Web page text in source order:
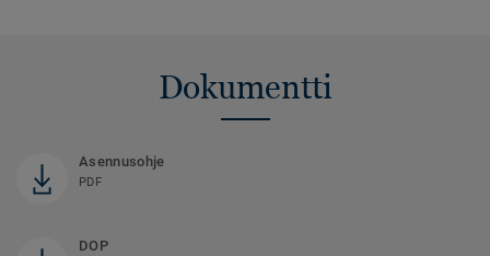
Dokumentti
Asennusohje
PDF
DOP